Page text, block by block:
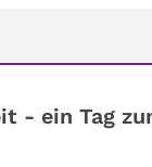
- ein Tag